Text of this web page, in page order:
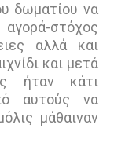
δωματίου να
αγορά-στόχος
αλλά και
και μετά
ήταν κάτι
αυτούς να
μάθαιναν